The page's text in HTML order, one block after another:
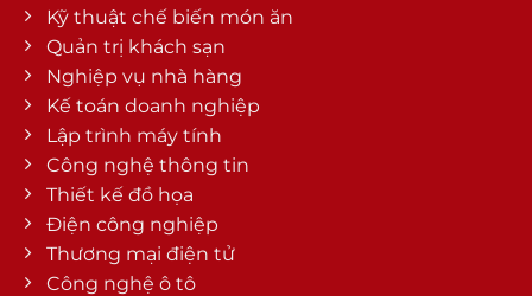
Kỹ thuật chế biến món ăn
Quản trị khách sạn
Nghiệp vụ nhà hàng
Kế toán doanh nghiệp
Lập trình máy tính
Công nghệ thông tin
Thiết kế đồ họa
Điện công nghiệp
Thương mại điện tử
Công nghệ ô tô